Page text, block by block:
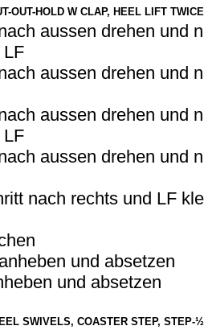
OUT-HOLD W CLAP, HEEL LIFT TWICE
aussen drehen und
LF
aussen drehen und
aussen drehen und
LF
aussen drehen und
nach rechts und LF
und absetzen
und absetzen
SWIVELS, COASTER STEP, STEP-